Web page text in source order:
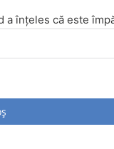
a înțeles că este